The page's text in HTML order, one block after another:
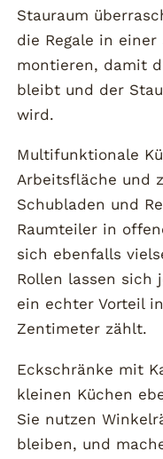
Stauraum
die Regale in
montieren, damit
bleibt und der
wird.
Multifunktionale
Arbeitsfläche und
Schubladen und
Raumteiler in
sich ebenfalls
Rollen lassen sich
ein echter Vorteil
Zentimeter zählt.
Eckschränke mit
kleinen Küchen
Sie nutzen
bleiben, und